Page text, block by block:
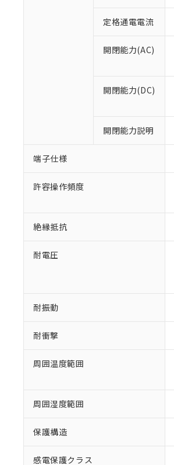
定格通電電流
開閉能力(AC)
開閉能力(DC)
開閉能力説明
端子仕様
許容操作頻度
絶縁抵抗
耐電圧
耐振動
耐衝撃
周囲温度範囲
周囲湿度範囲
保護構造
感電保護クラス